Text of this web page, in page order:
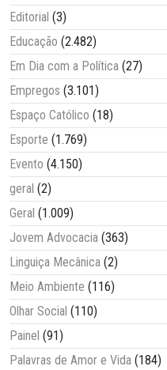
Editorial (3)
Educação (2.482)
Em Dia com a Política (27)
Empregos (3.101)
Espaço Católico (18)
Esporte (1.769)
Evento (4.150)
geral (2)
Geral (1.009)
Jovem Advocacia (363)
Linguiça Mecânica (2)
Meio Ambiente (116)
Olhar Social (110)
Painel (91)
Palavras de Amor e Vida (184)